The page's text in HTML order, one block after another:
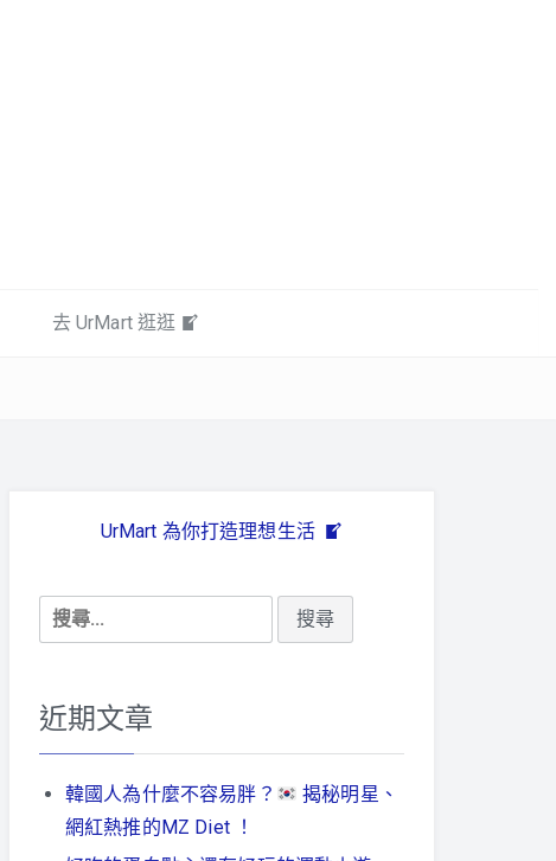
去 UrMart 逛逛
UrMart 為你打造理想生活
搜
尋
鍵
近期文章
韓國人為什麼不容易胖？
揭秘明星、
網紅熱推的MZ Diet ！